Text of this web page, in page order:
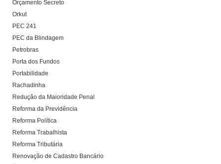
Orçamento Secreto
Orkut
PEC 241
PEC da Blindagem
Petrobras
Porta dos Fundos
Portabilidade
Rachadinha
Redução da Maioridade Penal
Reforma da Previdência
Reforma Política
Reforma Trabalhista
Reforma Tributária
Renovação de Cadastro Bancário